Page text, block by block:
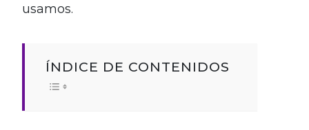
usamos.
ÍNDICE DE CONTENIDOS